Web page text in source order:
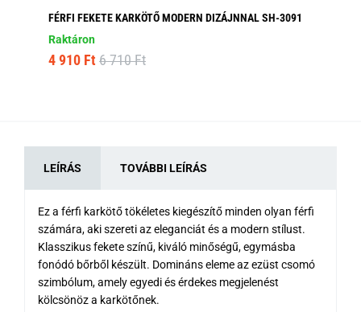
FÉRFI FEKETE KARKÖTŐ MODERN DIZÁJNNAL SH-3091
Raktáron
4 910 Ft 6 710 Ft
LEÍRÁS TOVÁBBI LEÍRÁS
Ez a férfi karkötő tökéletes kiegészítő minden olyan férfi
számára, aki szereti az eleganciát és a modern stílust.
Klasszikus fekete színű, kiváló minőségű, egymásba
fonódó bőrből készült. Domináns eleme az ezüst csomó
szimbólum, amely egyedi és érdekes megjelenést
kölcsönöz a karkötőnek.